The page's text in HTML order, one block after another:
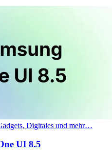
Digitales und mehr…
UI 8.5